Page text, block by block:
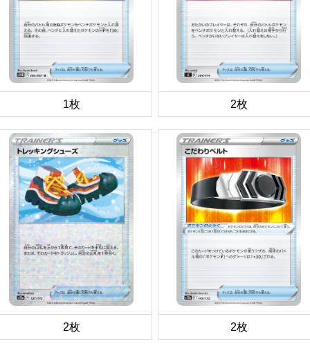
1枚 2枚
2枚 2枚